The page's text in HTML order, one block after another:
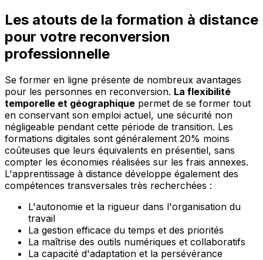
Les atouts de la formation à distance
pour votre reconversion
professionnelle
Se former en ligne présente de nombreux avantages
pour les personnes en reconversion. La flexibilité
temporelle et géographique permet de se former tout
en conservant son emploi actuel, une sécurité non
négligeable pendant cette période de transition. Les
formations digitales sont généralement 20% moins
coûteuses que leurs équivalents en présentiel, sans
compter les économies réalisées sur les frais annexes.
L'apprentissage à distance développe également des
compétences transversales très recherchées :
L'autonomie et la rigueur dans l'organisation du
travail
La gestion efficace du temps et des priorités
La maîtrise des outils numériques et collaboratifs
La capacité d'adaptation et la persévérance